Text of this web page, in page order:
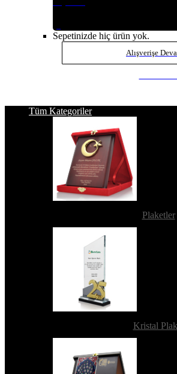
Sepetinizde hiç ürün yok.
Alışverişe
Tüm Kategoriler
Plaketler
Kristal